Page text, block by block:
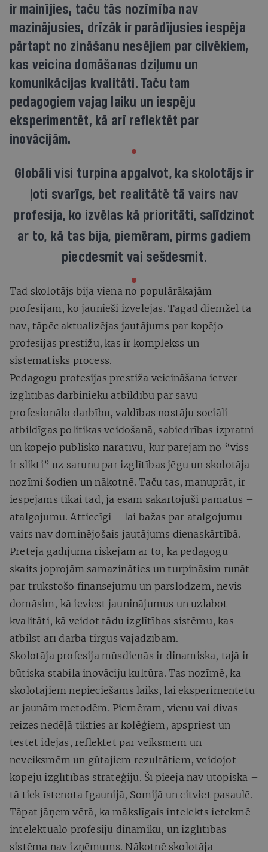
ir mainījies, taču tās nozīmība nav
mazinājusies, drīzāk ir parādījusies iespēja
pārtapt no zināšanu nesējiem par cilvēkiem,
kas veicina domāšanas dziļumu un
komunikācijas kvalitāti. Taču tam
pedagogiem vajag laiku un iespēju
eksperimentēt, kā arī reflektēt par
inovācijām.
Globāli visi turpina apgalvot, ka skolotājs ir
ļoti svarīgs, bet realitātē tā vairs nav
profesija, ko izvēlas kā prioritāti, salīdzinot
ar to, kā tas bija, piemēram, pirms gadiem
piecdesmit vai sešdesmit.
Tad skolotājs bija viena no populārākajām
profesijām, ko jaunieši izvēlējās. Tagad diemžēl tā
nav, tāpēc aktualizējas jautājums par kopējo
profesijas prestižu, kas ir komplekss un
sistemātisks process.
Pedagogu profesijas prestiža veicināšana ietver
izglītības darbinieku atbildību par savu
profesionālo darbību, valdības nostāju sociāli
atbildīgas politikas veidošanā, sabiedrības izpratni
un kopējo publisko naratīvu, kur pārejam no “viss
ir slikti” uz sarunu par izglītības jēgu un skolotāja
nozīmi šodien un nākotnē. Taču tas, manuprāt, ir
iespējams tikai tad, ja esam sakārtojuši pamatus –
atalgojumu. Attiecīgi – lai bažas par atalgojumu
vairs nav dominējošais jautājums dienaskārtībā.
Pretējā gadījumā riskējam ar to, ka pedagogu
skaits joprojām samazināties un turpināsim runāt
par trūkstošo finansējumu un pārslodzēm, nevis
domāsim, kā ieviest jauninājumus un uzlabot
kvalitāti, kā veidot tādu izglītības sistēmu, kas
atbilst arī darba tirgus vajadzībām.
Skolotāja profesija mūsdienās ir dinamiska, tajā ir
būtiska stabila inovāciju kultūra. Tas nozīmē, ka
skolotājiem nepieciešams laiks, lai eksperimentētu
ar jaunām metodēm. Piemēram, vienu vai divas
reizes nedēļā tikties ar kolēģiem, apspriest un
testēt idejas, reflektēt par veiksmēm un
neveiksmēm un gūtajiem rezultātiem, veidojot
kopēju izglītības stratēģiju. Šī pieeja nav utopiska –
tā tiek īstenota Igaunijā, Somijā un citviet pasaulē.
Tāpat jāņem vērā, ka mākslīgais intelekts ietekmē
intelektuālo profesiju dinamiku, un izglītības
sistēma nav izņēmums. Nākotnē skolotāja